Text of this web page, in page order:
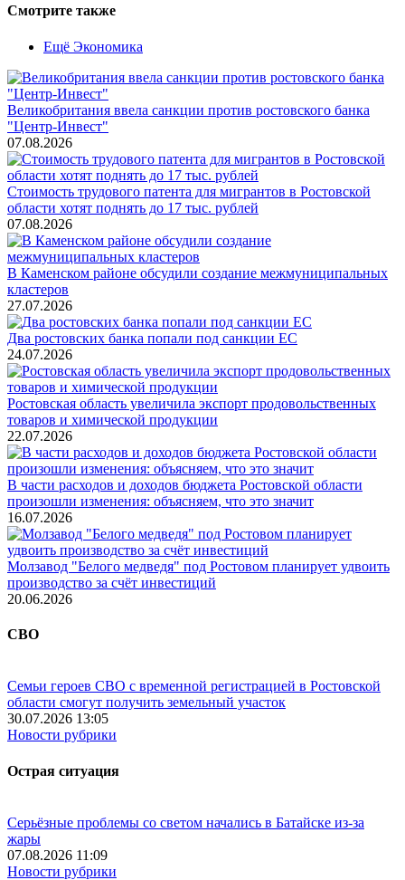
Смотрите также
Ещё Экономика
Великобритания ввела санкции против ростовского банка
"Центр-Инвест"
07.08.2026
Стоимость трудового патента для мигрантов в Ростовской
области хотят поднять до 17 тыс. рублей
07.08.2026
В Каменском районе обсудили создание межмуниципальных
кластеров
27.07.2026
Два ростовских банка попали под санкции ЕС
24.07.2026
Ростовская область увеличила экспорт продовольственных
товаров и химической продукции
22.07.2026
В части расходов и доходов бюджета Ростовской области
произошли изменения: объясняем, что это значит
16.07.2026
Молзавод "Белого медведя" под Ростовом планирует удвоить
производство за счёт инвестиций
20.06.2026
СВО
Семьи героев СВО с временной регистрацией в Ростовской
области смогут получить земельный участок
30.07.2026 13:05
Новости рубрики
Острая ситуация
Серьёзные проблемы со светом начались в Батайске из-за
жары
07.08.2026 11:09
Новости рубрики